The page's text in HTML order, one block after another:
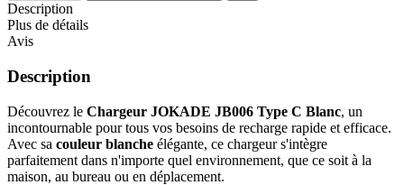
Description
Plus de détails
Avis
Description
Découvrez le Chargeur JOKADE JB006 Type C Blanc, un
incontournable pour tous vos besoins de recharge rapide et efficace.
Avec sa couleur blanche élégante, ce chargeur s'intègre
parfaitement dans n'importe quel environnement, que ce soit à la
maison, au bureau ou en déplacement.